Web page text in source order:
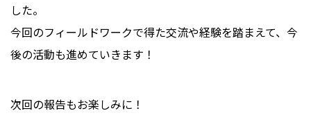
した。
今回のフィールドワークで得た交流や経験を踏まえて、今
後の活動も進めていきます！
次回の報告もお楽しみに！